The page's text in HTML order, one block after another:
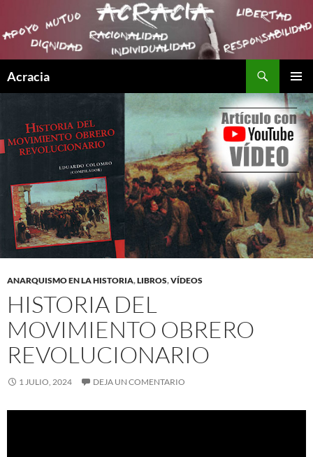
Acracia
MENÚ
ANARQUISMO EN LA HISTORIA,LIBROS,VÍDEOS
HISTORIA DEL
MOVIMIENTO OBRERO
REVOLUCIONARIO
1 JULIO, 2024 DEJA UN COMENTARIO